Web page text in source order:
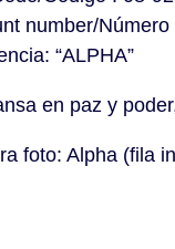
number/
“ALPHA”
en paz y
foto: Alpha (fila